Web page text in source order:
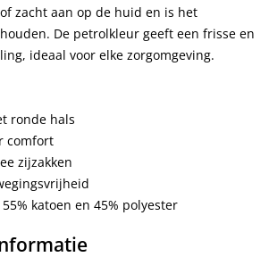
zacht aan op de huid en is het
De petrolkleur geeft een frisse en
ideaal voor elke zorgomgeving.
ronde hals
comfort
zijzakken
katoen en 45% polyester